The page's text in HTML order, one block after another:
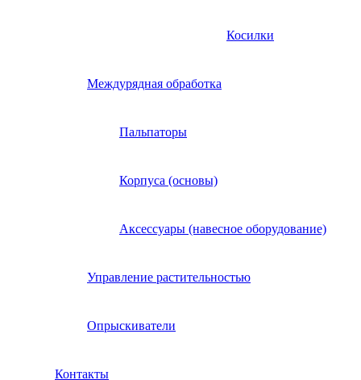
Косилки
Междурядная обработка
Пальпаторы
Корпуса (основы)
Аксессуары (навесное оборудование)
Управление растительностью
Опрыскиватели
Контакты